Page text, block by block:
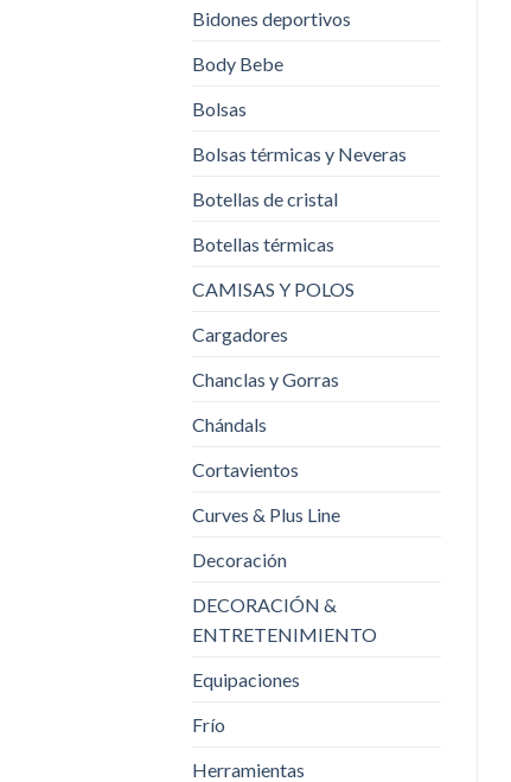
Bidones deportivos
Body Bebe
Bolsas
Bolsas térmicas y Neveras
Botellas de cristal
Botellas térmicas
CAMISAS Y POLOS
Cargadores
Chanclas y Gorras
Chándals
Cortavientos
Curves & Plus Line
Decoración
DECORACIÓN &
ENTRETENIMIENTO
Equipaciones
Frío
Herramientas